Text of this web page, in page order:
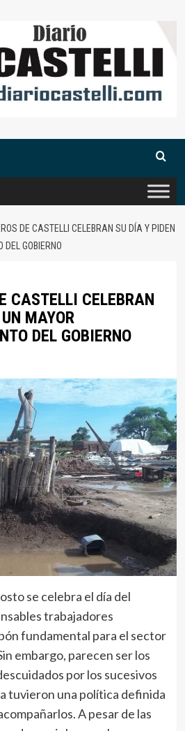
DE CASTELLI CELEBRAN SU DÍA Y PIDEN
GOBIERNO
CASTELLI CELEBRAN
MAYOR
DEL GOBIERNO
se celebra el día del
trabajadores
fundamental para el sector
embargo, parecen ser los
por los sucesivos
tuvieron una política definida
A pesar de las